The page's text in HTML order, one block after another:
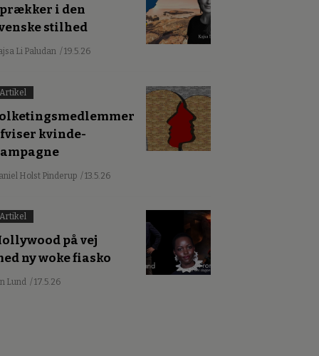
i den
stilhed
Li Paludan / 19.5.26
Artikel
kvinde-
Holst Pinderup / 13.5.26
Artikel
på vej
ny woke fiasko
Lund / 17.5.26